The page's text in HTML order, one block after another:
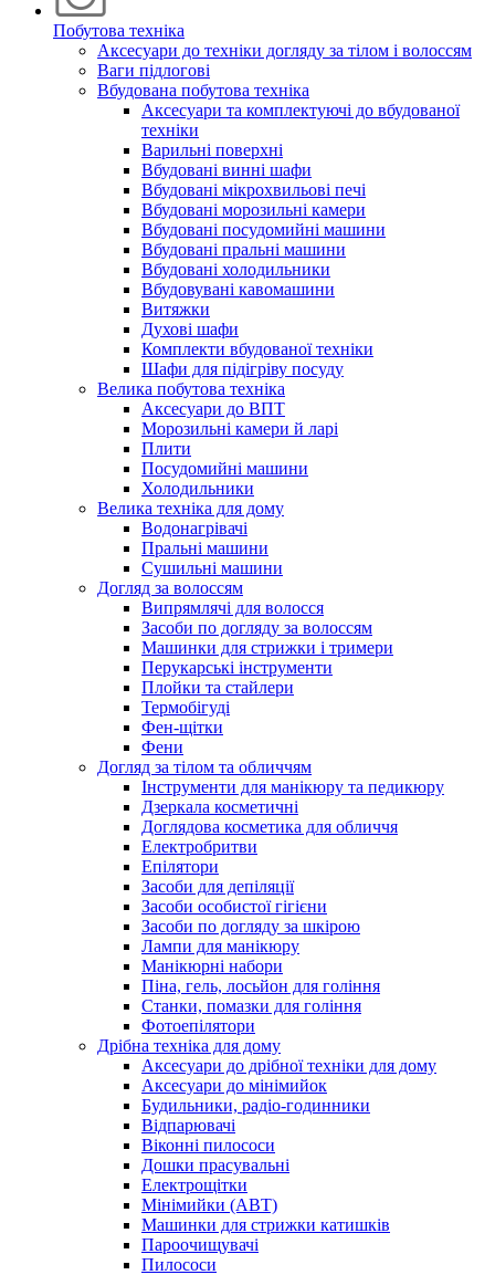
Побутова техніка
Аксесуари до техніки догляду за тілом і волоссям
Ваги підлогові
Вбудована побутова техніка
Аксесуари та комплектуючі до вбудованої
техніки
Варильні поверхні
Вбудовані винні шафи
Вбудовані мікрохвильові печі
Вбудовані морозильні камери
Вбудовані посудомийні машини
Вбудовані пральні машини
Вбудовані холодильники
Вбудовувані кавомашини
Витяжки
Духові шафи
Комплекти вбудованої техніки
Шафи для підігріву посуду
Велика побутова техніка
Аксесуари до ВПТ
Морозильні камери й ларі
Плити
Посудомийні машини
Холодильники
Велика техніка для дому
Водонагрівачі
Пральні машини
Сушильні машини
Догляд за волоссям
Випрямлячі для волосся
Засоби по догляду за волоссям
Машинки для стрижки і тримери
Перукарські інструменти
Плойки та стайлери
Термобігуді
Фен-щітки
Фени
Догляд за тілом та обличчям
Інструменти для манікюру та педикюру
Дзеркала косметичні
Доглядова косметика для обличчя
Електробритви
Епілятори
Засоби для депіляції
Засоби особистої гігієни
Засоби по догляду за шкірою
Лампи для манікюру
Манікюрні набори
Піна, гель, лосьйон для гоління
Станки, помазки для гоління
Фотоепілятори
Дрібна техніка для дому
Аксесуари до дрібної техніки для дому
Аксесуари до мінімийок
Будильники, радіо-годинники
Відпарювачі
Віконні пилососи
Дошки прасувальні
Електрощітки
Мінімийки (АВТ)
Машинки для стрижки катишків
Пароочищувачі
Пилососи